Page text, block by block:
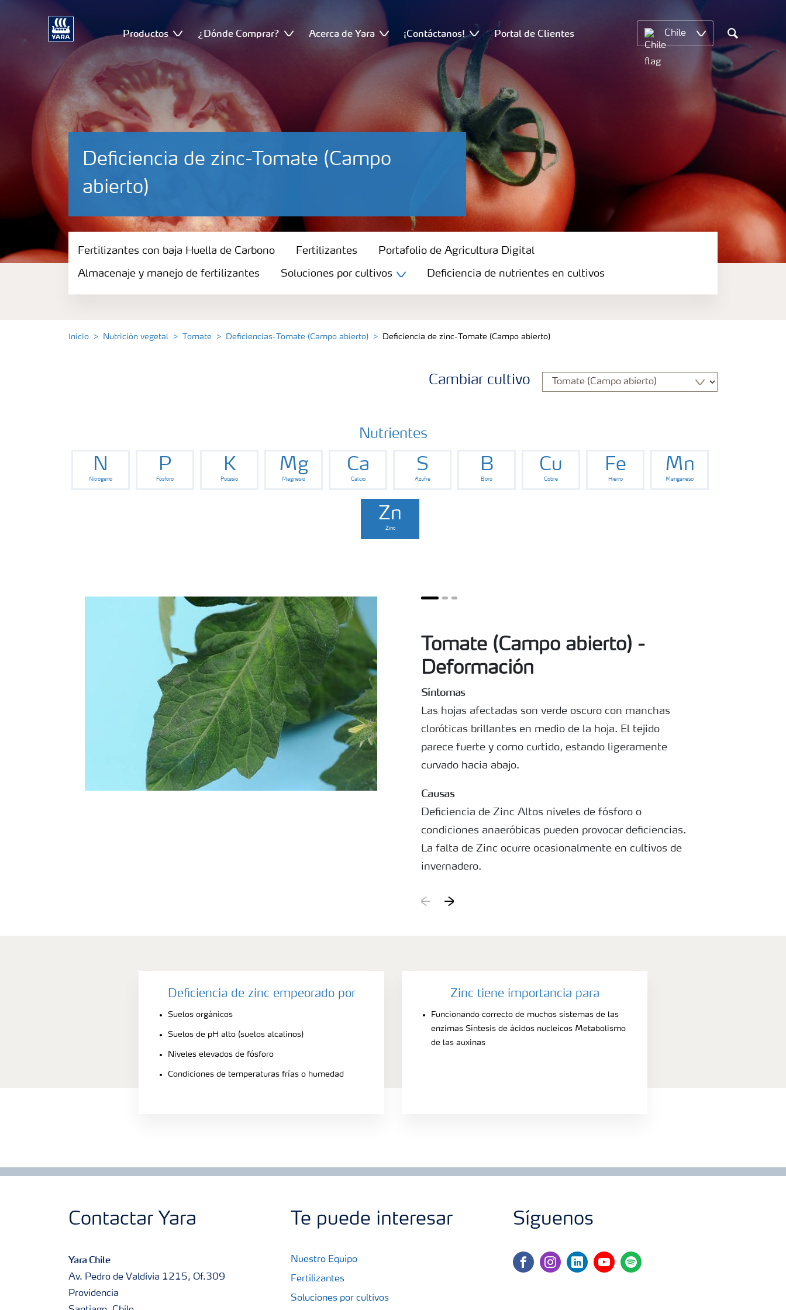
Productos ¿Dónde Comprar? Acerca de Yara ¡Contáctanos! Portal de Clientes Chile
Search
Deficiencia de zinc-Tomate (Campo
abierto)
Fertilizantes con baja Huella de Carbono
Fertilizantes
Fertilizantes con baja Huella de Carbono Fertilizantes Portafolio de Agricultura Digital
Almacenaje y manejo de fertilizantes Soluciones por cultivos Deficiencia de nutrientes en cultivos
Inicio Nutrición vegetal Tomate Deficiencias-Tomate (Campo abierto) Deficiencia de zinc-Tomate (Campo abierto)
Cambiar cultivo
Nutrientes
N
Nitrógeno
P
Fósforo
K
Potasio
Mg
Magnesio
Ca
Calcio
S
Azufre
B
Boro
Cu
Cobre
Fe
Hierro
Mn
Manganeso
Zn
Zinc
Tomate (Campo abierto) -
Deformación
Síntomas
Las hojas afectadas son verde oscuro con manchas
cloróticas brillantes en medio de la hoja. El tejido
parece fuerte y como curtido, estando ligeramente
curvado hacia abajo.
Causas
Deficiencia de Zinc Altos niveles de fósforo o
condiciones anaeróbicas pueden provocar deficiencias.
La falta de Zinc ocurre ocasionalmente en cultivos de
invernadero.
Deficiencia de zinc empeorado por
Suelos orgánicos
Suelos de pH alto (suelos alcalinos)
Niveles elevados de fósforo
Condiciones de temperaturas frías o humedad
Zinc tiene importancia para
Funcionando correcto de muchos sistemas de las
enzimas Síntesis de ácidos nucleicos Metabolismo
de las auxinas
Contactar Yara
Yara Chile
Av. Pedro de Valdivia 1215, Of.309
Providencia
Te puede interesar
Nuestro Equipo
Fertilizantes
Soluciones por cultivos
Síguenos
facebookinstagramlinkedinyoutubespotify